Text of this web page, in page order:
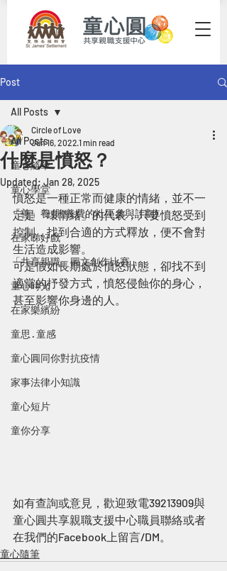
Post
All Posts
童心隨筆
童心學堂
「善」養 (贍養費的社區參與計劃)
在家睇好戲
「共享親職」圖文創作比賽
童心時光
在家樂繽紛
童思 · 童感
童心圓同你對抗疫情
家事法律小知識
童心短片
童你分享
All Posts
什麼是憤怒？
Circle of Love
Jun 16, 2022 1 min read
Updated: Jan 28, 2025
憤怒是一種正常而健康的情緒，並不一
定是「壞情緒」的代表，只要憤怒受到
控制，找到合適的方式釋放，便不會對
生活造成影響。
可是假如長期處於憤怒狀態，卻找不到
適當的抒發方式，憤怒侵蝕你的身心，
甚至影響你身邊的人。
如有查詢或意見，歡迎致電39213909與
童心圓共享親職支援中心職員聯絡或者
在我們的Facebook上留言/DM。
童心隨筆